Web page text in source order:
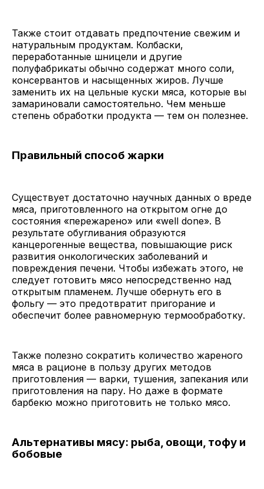
Также стоит отдавать предпочтение свежим и
натуральным продуктам. Колбаски,
переработанные шницели и другие
полуфабрикаты обычно содержат много соли,
консервантов и насыщенных жиров. Лучше
заменить их на цельные куски мяса, которые вы
замариновали самостоятельно. Чем меньше
степень обработки продукта — тем он полезнее.
Правильный способ жарки
Существует достаточно научных данных о вреде
мяса, приготовленного на открытом огне до
состояния «пережарено» или «well done». В
результате обугливания образуются
канцерогенные вещества, повышающие риск
развития онкологических заболеваний и
повреждения печени. Чтобы избежать этого, не
следует готовить мясо непосредственно над
открытым пламенем. Лучше обернуть его в
фольгу — это предотвратит пригорание и
обеспечит более равномерную термообработку.
Также полезно сократить количество жареного
мяса в рационе в пользу других методов
приготовления — варки, тушения, запекания или
приготовления на пару. Но даже в формате
барбекю можно приготовить не только мясо.
Альтернативы мясу: рыба, овощи, тофу и
бобовые